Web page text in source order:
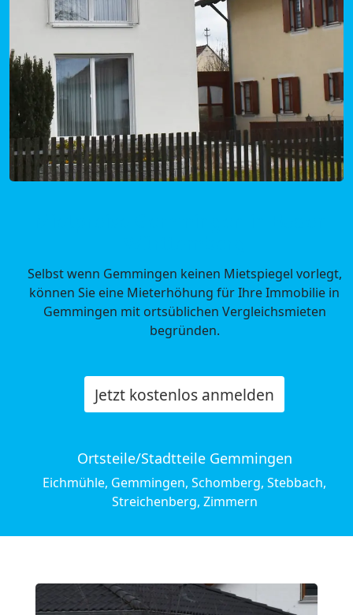
Selbst wenn Gemmingen keinen Mietspiegel vorlegt,
können Sie eine Mieterhöhung für Ihre Immobilie in
Gemmingen mit ortsüblichen Vergleichsmieten
begründen.
Jetzt kostenlos anmelden
Ortsteile/Stadtteile Gemmingen
Eichmühle, Gemmingen, Schomberg, Stebbach,
Streichenberg, Zimmern